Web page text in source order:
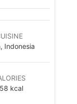
Indonesia
kcal